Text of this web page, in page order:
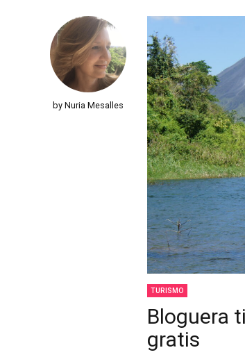
by Nuria Mesalles
TURISMO
Bloguera
gratis